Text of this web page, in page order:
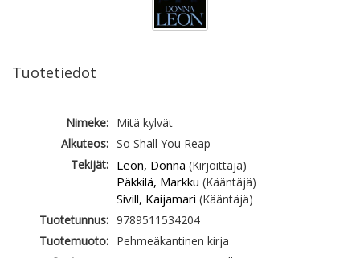
Tuotetiedot
Nimeke: Mitä kylvät
Alkuteos: So Shall You Reap
Tekijät: Leon, Donna (Kirjoittaja)
Päkkilä, Markku (Kääntäjä)
Sivill, Kaijamari (Kääntäjä)
Tuotetunnus: 9789511534204
Tuotemuoto: Pehmeäkantinen kirja